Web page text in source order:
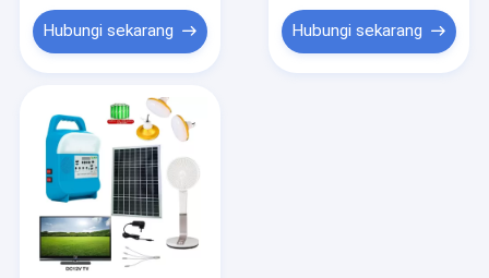
Hubungi sekarang Hubungi sekarang